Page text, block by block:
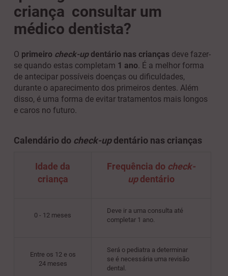
criança consultar um
médico dentista?
O primeiro check-updentário nas crianças deve fazer-
se quando estas completam 1 ano. É a melhor forma
de antecipar possíveis doenças ou dificuldades,
durante o aparecimento dos primeiros dentes. Além
disso, é uma forma de evitar tratamentos mais longos
e caros no futuro.
Calendário do check-updentário nas crianças
Idade da
criança
Frequência do check-
updentário
0 - 12 meses
Deve ir a uma consulta até
completar 1 ano.
Entre os 12 e os
24 meses
Será o pediatra a determinar
se é necessária uma revisão
dental.